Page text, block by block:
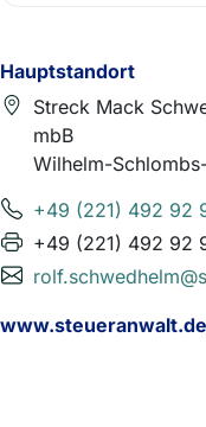
Hauptstandort
Streck Mack
mbB
Wilhelm-
+49 (221) 492 92
+49 (221) 492 92
www.steueranwalt.de